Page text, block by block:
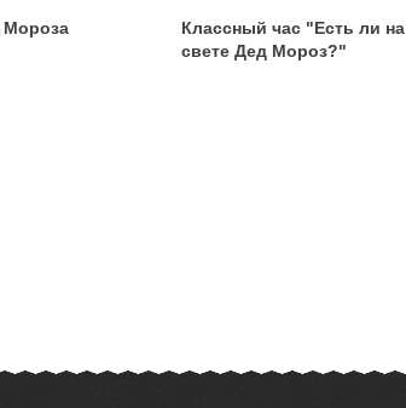
Мороза
Классный час "Есть ли на
свете Дед Мороз?"